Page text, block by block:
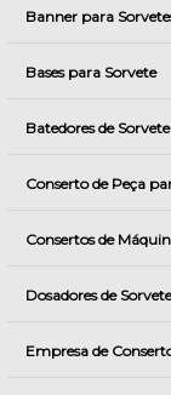
Banner para
Bases para Sorvete
Batedores de Sorvete
Conserto de Peça
Consertos de
Dosadores de Sorvete
Empresa de